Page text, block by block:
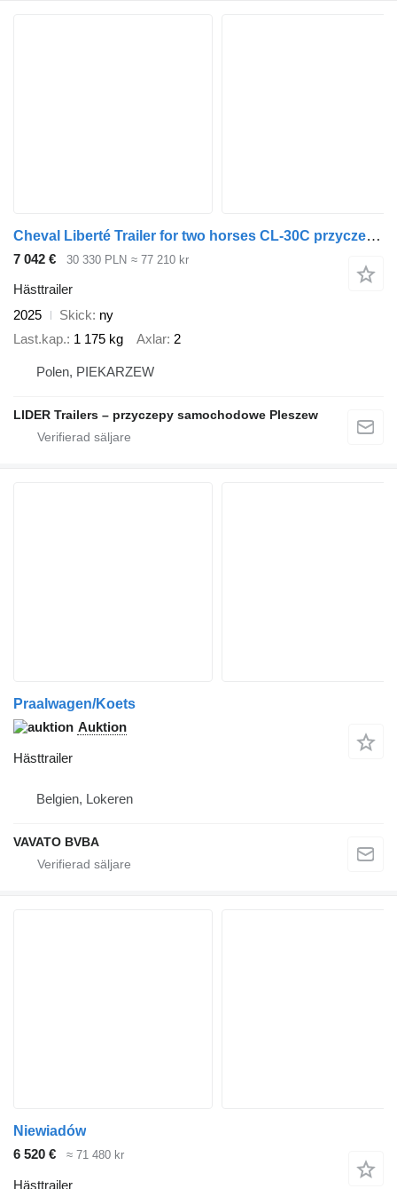
Cheval Liberté Trailer for two horses CL-30C przyczepa do przewozu 2 koni, Chev
7 042 € 30 330 PLN ≈ 77 210 kr
Hästtrailer
2025
Skick ny
Last.kap. 1 175 kg Axlar 2
Polen, PIEKARZEW
LIDER Trailers – przyczepy samochodowe Pleszew
Praalwagen/Koets
Auktion
Hästtrailer
Belgien, Lokeren
VAVATO BVBA
Niewiadów
6 520 €
≈ 71 480 kr
Hästtrailer